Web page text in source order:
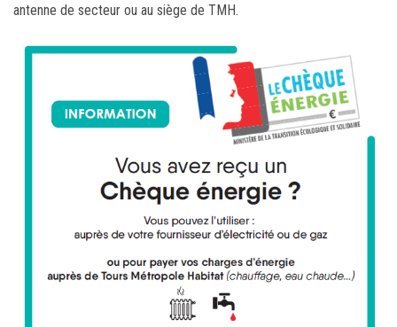
antenne de secteur ou au siège de TMH.